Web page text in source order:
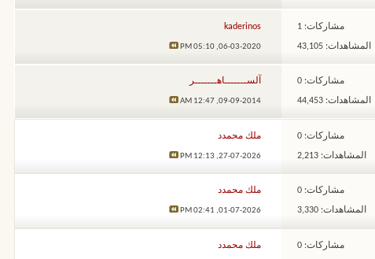
مشاركات: 1
المشاهدات: 43,105
kaderinos
06-03-2020,
05:10 PM
مشاركات: 0
المشاهدات: 44,453
آلســـــــاهـــــــر
09-09-2014,
12:47 AM
مشاركات: 0
المشاهدات: 2,213
ملك محمدد
27-07-2026,
12:13 PM
مشاركات: 0
المشاهدات: 3,330
ملك محمدد
01-07-2026,
02:41 PM
مشاركات: 0 ملك محمدد